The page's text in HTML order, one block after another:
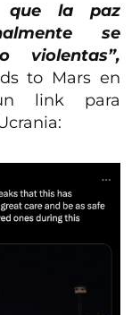
que la paz
se
violentas”,
to Mars en
link para